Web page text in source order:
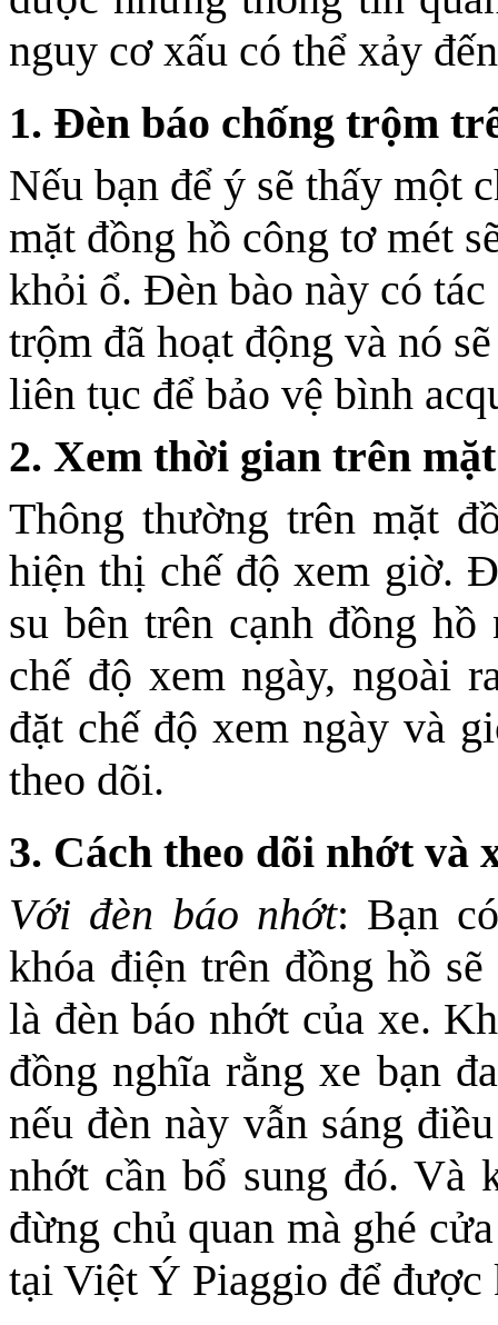
nguy cơ xấu có thể xảy
1. Đèn báo chống trộm
Nếu bạn để ý sẽ thấy một
mặt đồng hồ công tơ mét
khỏi ổ. Đèn bào này có
trộm đã hoạt động và nó
liên tục để bảo vệ bình
2. Xem thời gian trên
Thông thường trên mặt
hiện thị chế độ xem giờ.
su bên trên cạnh đồng
chế độ xem ngày, ngoài
đặt chế độ xem ngày và
theo dõi.
3. Cách theo dõi nhớt và
Với đèn báo nhớt: Bạn
khóa điện trên đồng hồ
là đèn báo nhớt của xe.
đồng nghĩa rằng xe bạn
nếu đèn này vẫn sáng
nhớt cần bổ sung đó. Và
đừng chủ quan mà ghé
tại Việt Ý Piaggio để được